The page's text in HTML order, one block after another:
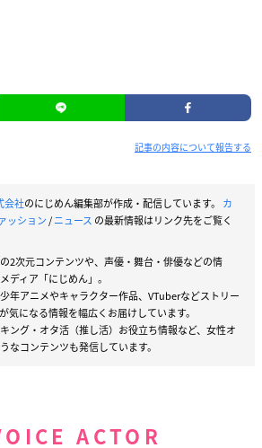
記事の内容について報告する
会社のにじめん編集部が作成・配信しています。 カ
ッション/ニュース の最新情報はリンク先をご覧く
2次元コンテンツや、声優・舞台・俳優などの情
ディア「にじめん」。
年アニメやキャラクター作品、VTuberなどストリー
気になる情報を幅広くお届けしています。
ング・オタ活（推し活）お役立ち情報など、女性オ
なコンテンツも発信しています。
ACTOR